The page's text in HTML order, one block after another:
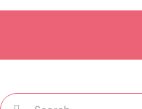
Rechercher: